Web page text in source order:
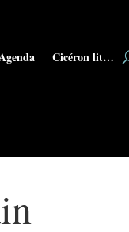
Cicéron lit…